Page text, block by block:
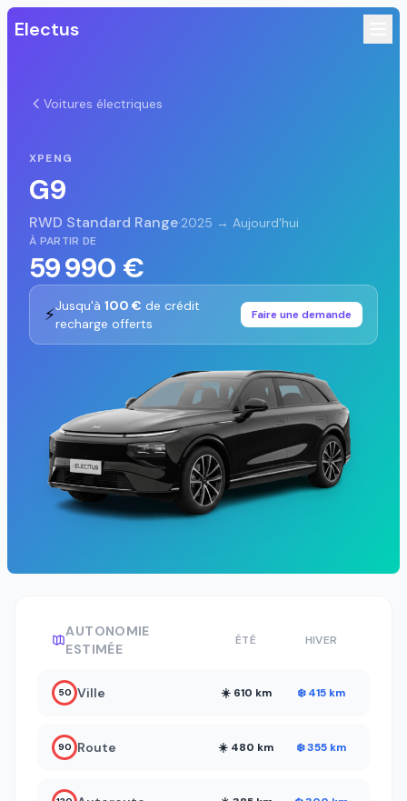
Electus
Voitures électriques
XPENG
G9
RWD Standard Range·2025 → Aujourd'hui
À PARTIR DE
59 990 €
⚡Jusqu'à 100 € de crédit
recharge offerts
Faire une demande
AUTONOMIE
ESTIMÉE
ÉTÉ HIVER
50 Ville ☀️ 610 km ❄️ 415 km
90 Route ☀️ 480 km ❄️ 355 km